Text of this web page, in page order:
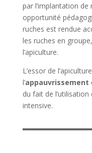
par l’implantation
opportunité
ruches est rendue
les ruches en
l’apiculture.
L’essor de
l’appauvrissement
du fait de
intensive.